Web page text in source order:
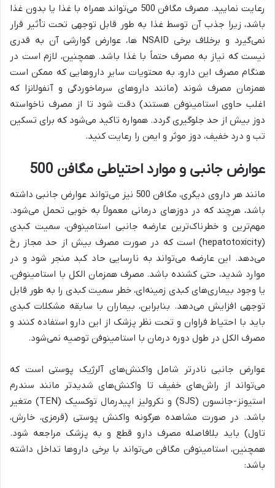
رعایت نمایید. مصرف مگافن 500 می‌تواند همراه با غذا یا بدون غذا
باشد، زیرا جذب آن توسط غذا به طور قابل توجهی تحت تأثیر قرار
نمی‌گیرد و برخلاف برخی NSAID ها، عوارض گوارشی آن به قدری
نیست که نیاز به مصرف حتماً با غذا باشد. همچنین، لازم است در
هنگام مصرف این دارو، به محتویات سایر داروهایی که ممکن است
همزمان مصرف شوند (مانند داروهای سرماخوردگی و آنفولانزا که
اغلب حاوی استامینوفن هستند) دقت شود تا از مصرف ناخواسته
دوز بیش از حد جلوگیری گردد. همواره تاکید می‌شود که برای تسکین
تب و درد خفیف، دوز موثر و ایمن را رعایت کنید.
عوارض جانبی و موارد احتیاطی مگافن 500
مانند هر داروی دیگری، مگافن 500 نیز می‌تواند عوارض جانبی داشته
باشد، هرچند که در دوزهای درمانی معمولاً به خوبی تحمل می‌شود.
مهم‌ترین و خطرناک‌ترین عارضه جانبی استامینوفن، سمیت کبدی
(hepatotoxicity) است که در صورت مصرف بیش از حد مجاز رخ
می‌دهد. این عارضه می‌تواند به نارسایی حاد کبد منجر شود و در
موارد شدید، حتی کشنده باشد. مصرف همزمان الکل با استامینوفن،
یا وجود بیماری‌های کبدی زمینه‌ای، خطر سمیت کبدی را به طور قابل
توجهی افزایش می‌دهد. بنابراین، بیماران با سابقه مشکلات کبدی
باید با احتیاط فراوان و تحت نظر پزشک از این دارو استفاده کنند و
مصرف الکل در طول دوره درمان با استامینوفن توصیه نمی‌شود.
عوارض جانبی نادرتر شامل واکنش‌های آلرژیک پوستی است که
می‌تواند از راش‌های خفیف تا واکنش‌های شدیدتر مانند سندرم
استیونز-جانسون (SJS) و نکرولیز اپیدرمال توکسیک (TEN) متغیر
باشد. در صورت مشاهده هرگونه واکنش پوستی (قرمزی، خارش،
تاول) باید بلافاصله مصرف دارو قطع و به پزشک مراجعه شود.
همچنین، استامینوفن مگافن می‌تواند با برخی داروها تداخل داشته
باشد: